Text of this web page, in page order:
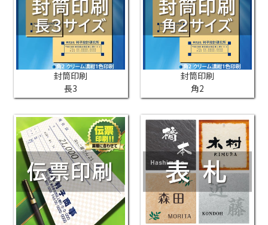
封筒印刷
長3
封筒印刷
角2